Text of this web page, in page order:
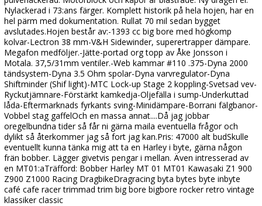
Nylackerad i 73:ans färger. Komplett historik på hela hojen, har en
hel pärm med dokumentation. Rullat 70 mil sedan bygget
avslutades.Hojen består av:-1393 cc big bore med högkomp
kolvar-Lectron 38 mm-V&H Sidewinder, superertrapper dämpare.
Megafon medföljer.-Jätte-portad org topp av Åke Jonsson i
Motala. 37,5/31mm ventiler.-Web kammar #110 .375-Dyna 2000
tändsystem-Dyna 3.5 Ohm spolar-Dyna varvregulator-Dyna
Shiftminder (Shif light)-MTC Lock-up Stage 2 koppling-Svetsad vev-
Ryckutjämnare-Förstärkt kamkedja-Oljefälla i sump-Underkuttad
låda-Eftermarknads fyrkants sving-Minidämpare-Borrani fälgbanor-
Vobbel stag gaffelOch en massa annat....Då jag jobbar
oregelbundna tider så får ni gärna maila eventuella frågor och
dylikt så återkommer jag så fort jag kan.Pris: 47000 alt budSkulle
eventuellt kunna tänka mig att ta en Harley i byte, gärna någon
frän bobber. Lägger givetvis pengar i mellan. Även intresserad av
en MT01:aTräfford: Bobber Harley MT 01 MT01 Kawasaki Z1 900
Z900 Z1000 Racing DragbikeDragracing byta bytes byte inbyte
café cafe racer trimmad trim big bore bigbore rocker retro vintage
klassiker classic